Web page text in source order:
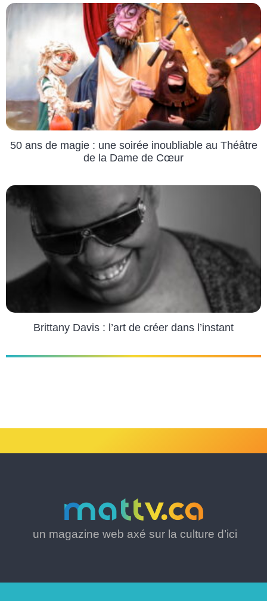
50 ans de magie : une soirée inoubliable au Théâtre
de la Dame de Cœur
Brittany Davis : l’art de créer dans l’instant
un magazine web axé sur la culture d’ici